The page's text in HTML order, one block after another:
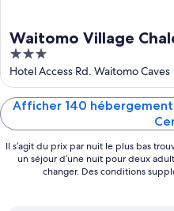
Waitomo Village
Kiwipaka
3
out
of
5
Hotel Access Rd. Waitomo Caves
Afficher 140
Il s’agit du prix par nuit le plus bas
un séjour d’une nuit pour deux
changer. Des conditions